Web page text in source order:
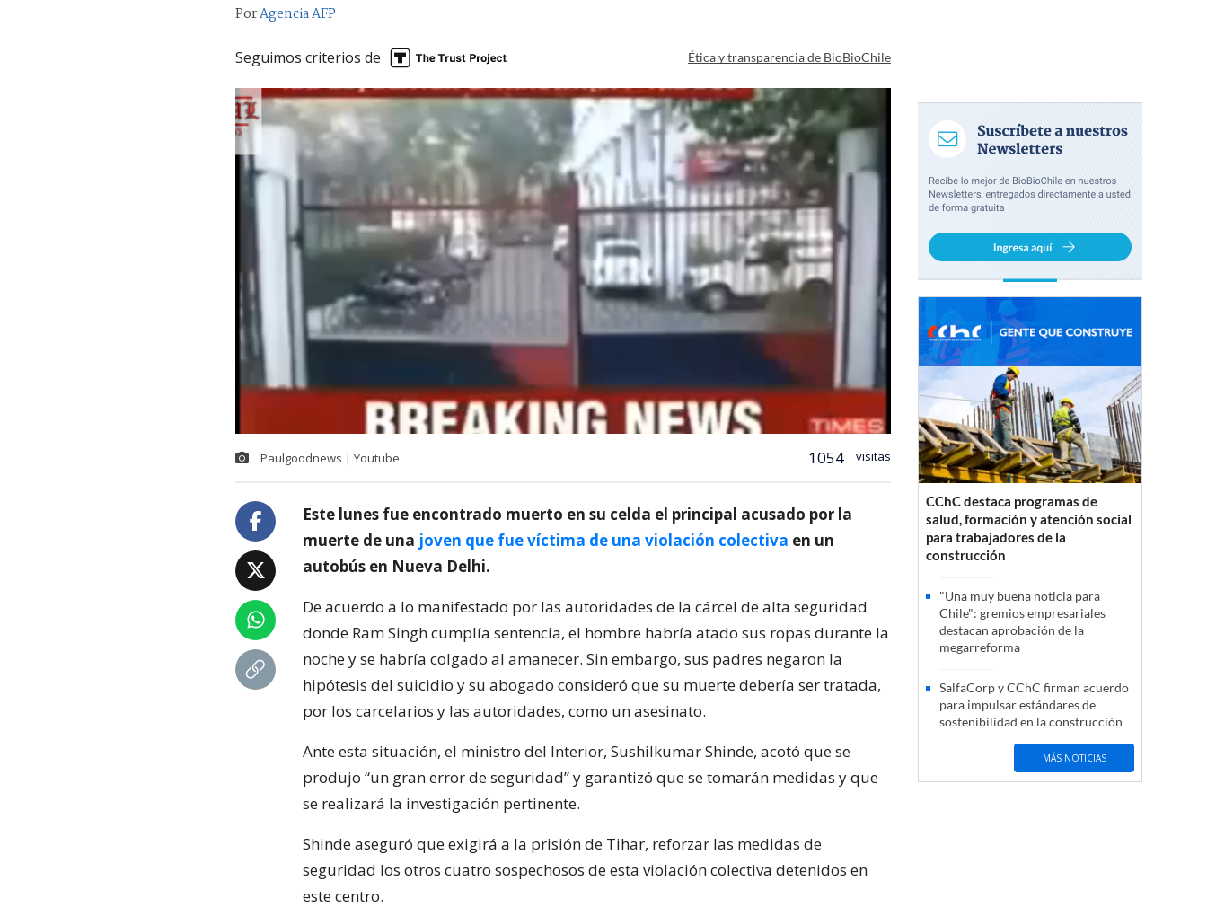
PorAgencia AFP
Seguimos criterios de Ética y transparencia de BioBioChile
Paulgoodnews | Youtube 1054 visitas
Este lunes fue encontrado muerto en su celda el principal acusado por la
muerte de una joven que fue víctima de una violación colectiva en un
autobús en Nueva Delhi.
De acuerdo a lo manifestado por las autoridades de la cárcel de alta seguridad
donde Ram Singh cumplía sentencia, el hombre habría atado sus ropas durante la
noche y se habría colgado al amanecer. Sin embargo, sus padres negaron la
hipótesis del suicidio y su abogado consideró que su muerte debería ser tratada,
por los carcelarios y las autoridades, como un asesinato.
Ante esta situación, el ministro del Interior, Sushilkumar Shinde, acotó que se
produjo “un gran error de seguridad” y garantizó que se tomarán medidas y que
se realizará la investigación pertinente.
Shinde aseguró que exigirá a la prisión de Tihar, reforzar las medidas de
seguridad los otros cuatro sospechosos de esta violación colectiva detenidos en
este centro.
CChC destaca programas de
salud, formación y atención social
para trabajadores de la
construcción
"Una muy buena noticia para
Chile": gremios empresariales
destacan aprobación de la
megarreforma
SalfaCorp y CChC firman acuerdo
para impulsar estándares de
sostenibilidad en la construcción
MÁS NOTICIAS